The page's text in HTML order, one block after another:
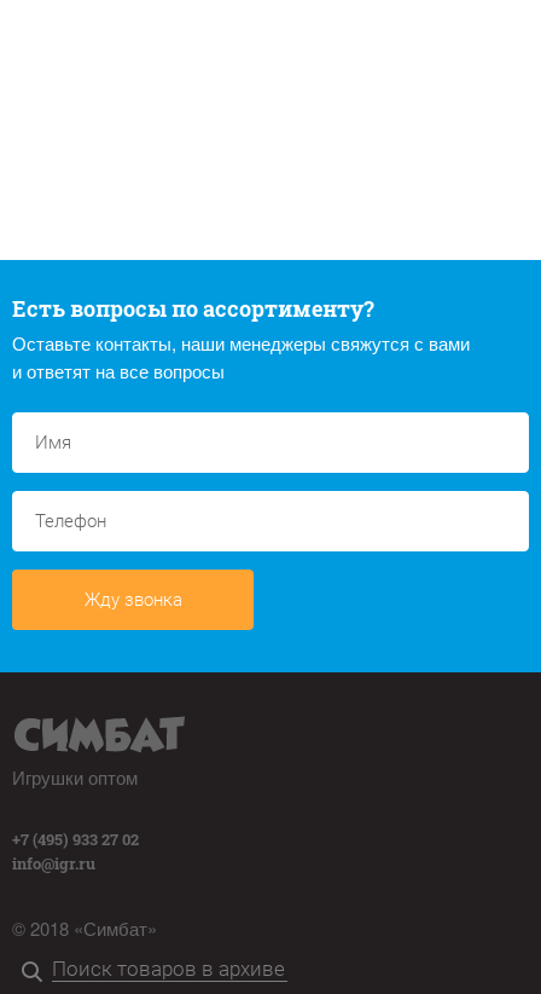
Есть вопросы по ассортименту?
Оставьте контакты, наши менеджеры свяжутся с вами
и ответят на все вопросы
Жду звонка
Игрушки оптом
+7 (495) 933 27 02
info@igr.ru
© 2018 «Симбат»